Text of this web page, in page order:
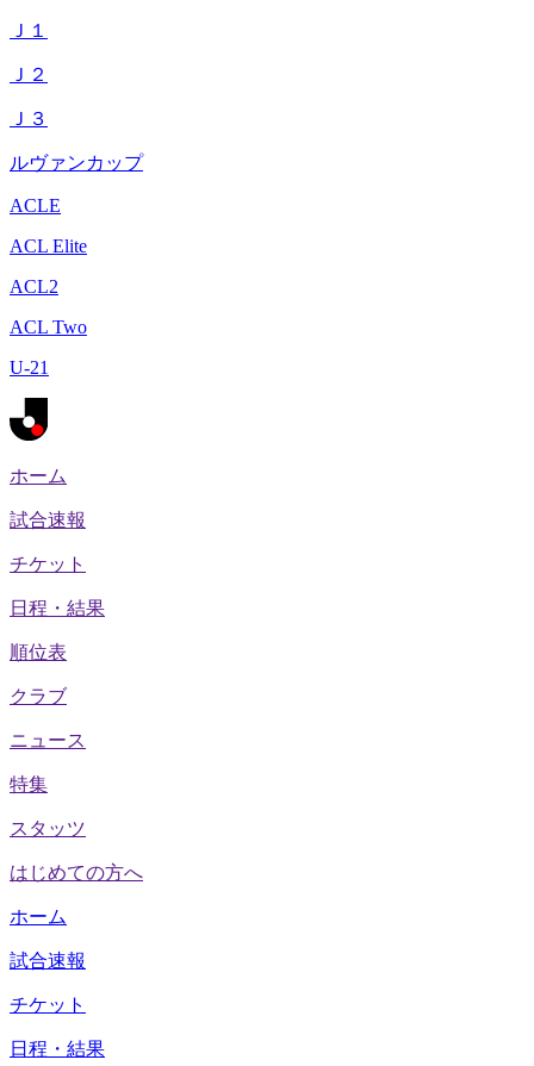
Ｊ１
Ｊ２
Ｊ３
ルヴァンカップ
ACLE
ACL Elite
ACL2
ACL Two
U-21
ホーム
試合速報
チケット
日程・結果
順位表
クラブ
ニュース
特集
スタッツ
はじめての方へ
ホーム
試合速報
チケット
日程・結果